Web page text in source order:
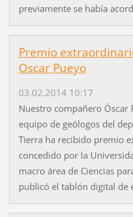
previamente se había
Premio
Oscar Pueyo
03.02.2014 10:17
Nuestro compañero Óscar
equipo de geólogos del
Tierra ha recibido premio
concedido por la
macro área de Ciencias
publicó el tablón digital de